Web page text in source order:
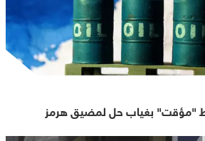
"مؤقت" بغياب حل لمضيق هرمز